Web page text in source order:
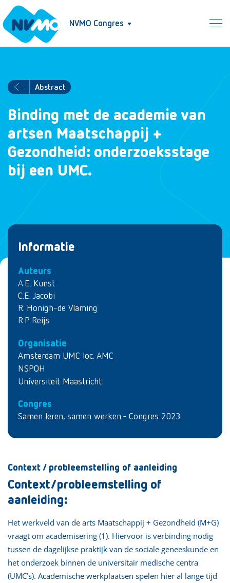
NVMO Congres
Abstract
Binding met de academie van
artsen Maatschappij +
Gezondheid: onderzoeksstage
bij een UMC.
Informatie
Auteurs
A.E. Kunst
C.E. Jacobi
R. Honigh-de Vlaming
R.P. Reijs
Organisatie
Amsterdam UMC loc. AMC
NSPOH
Universiteit Maastricht
Congres
Samen leren, samen werken - Congres 2023
Context / probleemstelling of aanleiding
Context/probleemstelling of
aanleiding:
Het werkveld van de arts Maatschappij + Gezondheid (M+G)
vraagt om academisering (1). Hiervoor is verbinding nodig
tussen de dagelijkse praktijk van de sociale geneeskunde en
het onderzoek binnen de universitair medische centra
(UMC’s). Academische werkplaatsen spelen hier al lange tijd